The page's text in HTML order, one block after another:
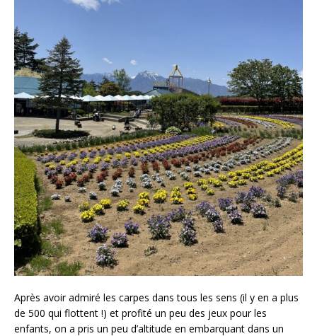
Après avoir admiré les carpes dans tous les sens (il y en a plus
de 500 qui flottent !) et profité un peu des jeux pour les
enfants, on a pris un peu d’altitude en embarquant dans un